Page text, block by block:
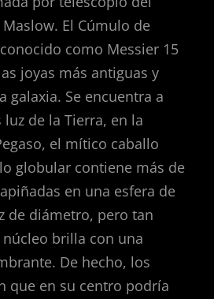
El Cúmulo de
como Messier 15
joyas más antiguas y
galaxia. Se encuentra a
luz de la Tierra, en la
el mítico caballo
globular contiene más de
en una esfera de
de diámetro, pero tan
brilla con una
De hecho, los
que en su centro podría